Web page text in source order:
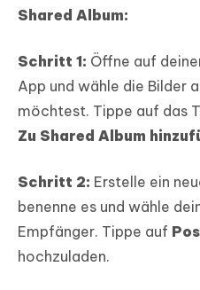
Shared Album:
Schritt 1: Öffne auf
App und wähle die Bilder
möchtest. Tippe auf das
Zu Shared Album
Schritt 2: Erstelle ein
benenne es und wähle
Empfänger. Tippe auf
hochzuladen.